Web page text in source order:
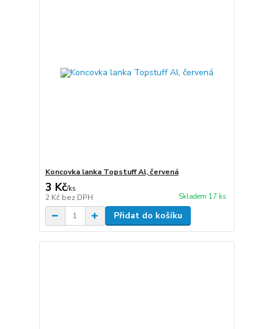
Koncovka lanka Topstuff Al, červená
3 Kč/ks
2 Kč bez DPH Skladem 17 ks
Přidat do košíku